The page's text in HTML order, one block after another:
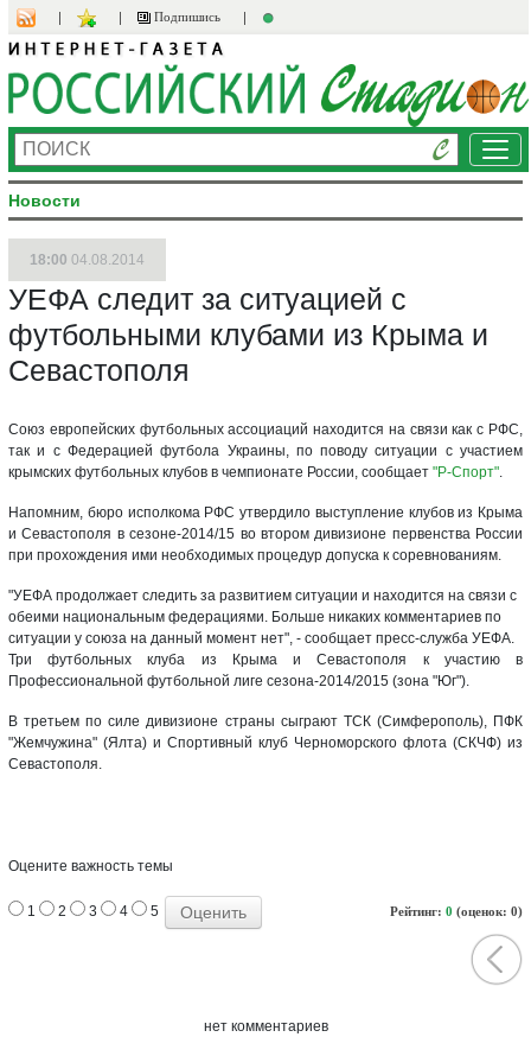
Подпишись
Новости
18:00 04.08.2014
УЕФА следит за ситуацией с
футбольными клубами из Крыма и
Севастополя
Союз европейских футбольных ассоциаций находится на связи как с РФС,
так и с Федерацией футбола Украины, по поводу ситуации с участием
крымских футбольных клубов в чемпионате России, сообщает "Р-Спорт".
Напомним, бюро исполкома РФС утвердило выступление клубов из Крыма
и Севастополя в сезоне-2014/15 во втором дивизионе первенства России
при прохождения ими необходимых процедур допуска к соревнованиям.
"УЕФА продолжает следить за развитием ситуации и находится на связи с
обеими национальным федерациями. Больше никаких комментариев по
ситуации у союза на данный момент нет", - сообщает пресс-служба УЕФА.
Три футбольных клуба из Крыма и Севастополя к участию в
Профессиональной футбольной лиге сезона-2014/2015 (зона "Юг").
В третьем по силе дивизионе страны сыграют ТСК (Симферополь), ПФК
"Жемчужина" (Ялта) и Спортивный клуб Черноморского флота (СКЧФ) из
Севастополя.
Оцените важность темы
Рейтинг: 0 (оценок: 0)
1 2 3 4 5
нет комментариев